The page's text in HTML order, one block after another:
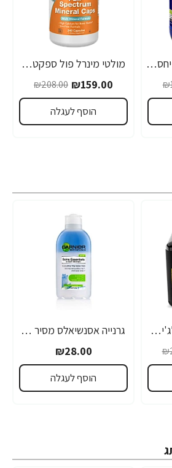
חומצות אמינו BCAA יחס 2-1-1, 400 גרם מבית ALLMAX
-24%
מולטי מינרל פול ספקטרום מינרל - 240 כמוסות - מבית NOW FOODS
₪159.00
₪208.00
הוסף לעגלה
מומיו טהור לגבר שילג'יט 60 כמוסות - מבית Youtheory
גרנייה אסנשיאלס מסיר איפור 2 ב 1 - 200 מ"ל - מבית GARNIER
₪28.00
הוסף לעגלה